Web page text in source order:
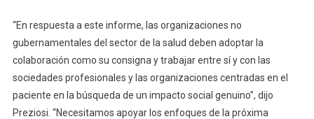
“En respuesta a este informe, las organizaciones no
gubernamentales del sector de la salud deben adoptar la
colaboración como su consigna y trabajar entre sí y con las
sociedades profesionales y las organizaciones centradas en el
paciente en la búsqueda de un impacto social genuino”, dijo
Preziosi. “Necesitamos apoyar los enfoques de la próxima